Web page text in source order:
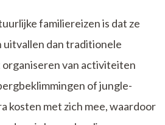
familiereizen is dat ze
uitvallen dan traditionele
van activiteiten
of jungle-
kosten met zich mee, waardoor